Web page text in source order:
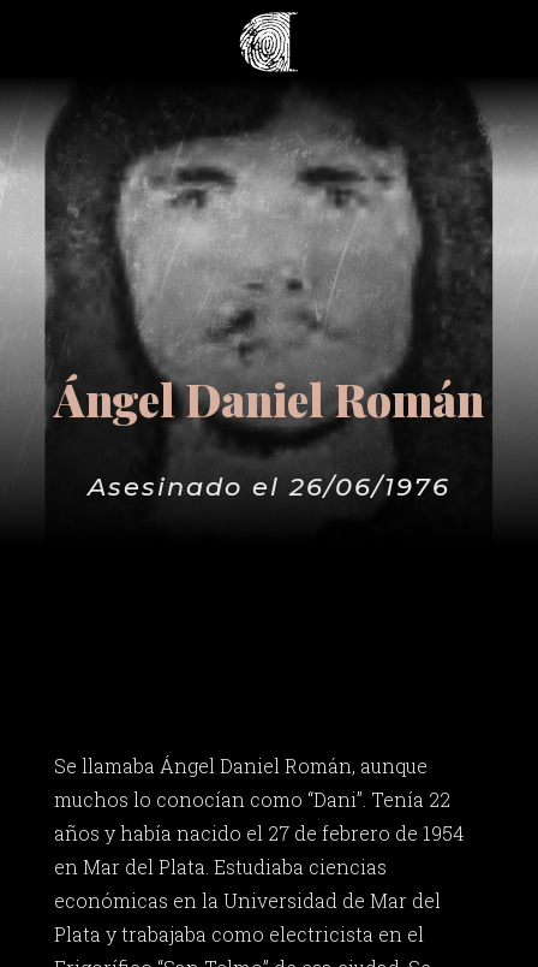
Ángel Daniel Román
Asesinado el 26/06/1976
Se llamaba Ángel Daniel Román, aunque
muchos lo conocían como “Dani”. Tenía 22
años y había nacido el 27 de febrero de 1954
en Mar del Plata. Estudiaba ciencias
económicas en la Universidad de Mar del
Plata y trabajaba como electricista en el